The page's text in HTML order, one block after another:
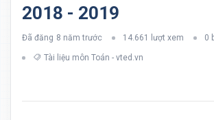
2018 - 2019
Đã đăng 8 năm trước 14.661 lượt xem 0
Tài liệu môn Toán - vted.vn